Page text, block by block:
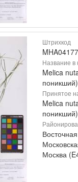
Штрихкод
Название в
Melica
поникший)
Принятое
Melica
поникший)
Москва